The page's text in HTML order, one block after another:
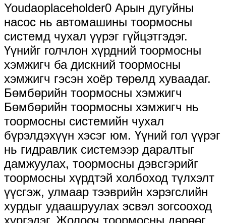
Youdaoplaceholder0 Арын дугуйны
насос нь автомашины тоормосны
системд чухал үүрэг гүйцэтгэдэг.
Үүнийг голчлон хүрдний тоормосны
хэмжигч ба дискний тоормосны
хэмжигч гэсэн хоёр төрөлд хуваадаг.
Бөмбөрийн тоормосны хэмжигч
Бөмбөрийн тоормосны хэмжигч нь
тоормосны системийн чухал
бүрэлдэхүүн хэсэг юм. Үүний гол үүрэг
нь гидравлик системээр даралтыг
дамжуулах, тоормосны дэвсгэрийг
тоормосны хүрдтэй холбоход түлхэлт
үүсгэж, улмаар тээврийн хэрэгслийн
хурдыг удаашруулах эсвэл зогсооход
хүргэдэг. Жолооч тоормосны дөрөөг